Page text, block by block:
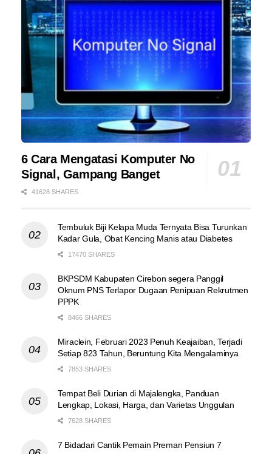
6 Cara Mengatasi Komputer No
Signal, Gampang Banget
41628 SHARES
Tembuluk Biji Kelapa Muda Ternyata Bisa Turunkan
Kadar Gula, Obat Kencing Manis atau Diabetes
17470 SHARES
BKPSDM Kabupaten Cirebon segera Panggil
Oknum PNS Terlapor Dugaan Penipuan Rekrutmen
PPPK
8466 SHARES
Miraclein, Februari 2023 Penuh Keajaiban, Terjadi
Setiap 823 Tahun, Beruntung Kita Mengalaminya
7853 SHARES
Tempat Beli Durian di Majalengka, Panduan
Lengkap, Lokasi, Harga, dan Varietas Unggulan
7628 SHARES
7 Bidadari Cantik Pemain Preman Pensiun 7